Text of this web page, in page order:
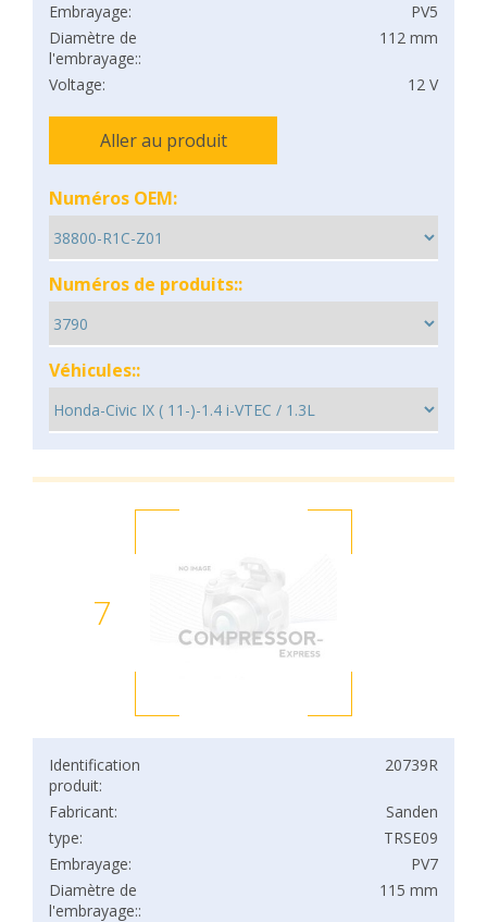
Embrayage:
PV5
Diamètre de
l'embrayage::
112 mm
Voltage: 12 V
Aller au produit
Numéros OEM:
Numéros de produits::
Véhicules::
7
Identification
produit:
20739R
Fabricant:
Sanden
type:
TRSE09
Embrayage:
PV7
Diamètre de
l'embrayage::
115 mm